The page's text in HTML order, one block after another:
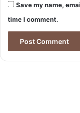
Save my name,
time I comment.